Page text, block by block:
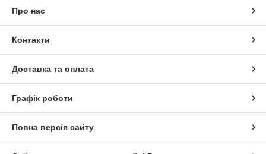
Про нас
Контакти
Доставка та оплата
Графік роботи
Повна версія сайту